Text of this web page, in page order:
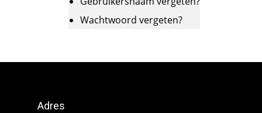
Wachtwoord vergeten?
Adres